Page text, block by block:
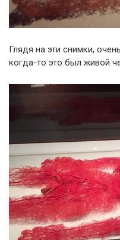
Глядя на эти снимки,
когда-то это был живой